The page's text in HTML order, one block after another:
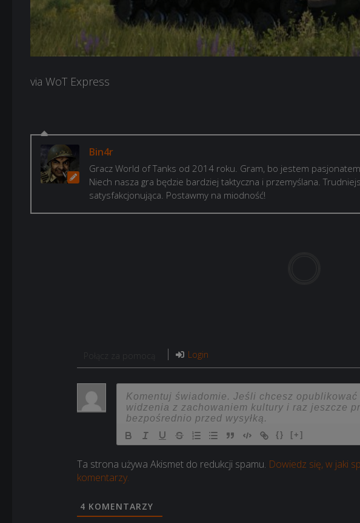
via WoT Express
Bin4r
Gracz World of Tanks od 2014 roku. Gram, bo jestem
Niech nasza gra będzie bardziej taktyczna i przemyślana.
satysfakcjonująca. Postawmy na miodność!
Login
{} [+]
Ta strona używa Akismet do redukcji spamu. Dowiedz się, w jaki
komentarzy.
4 KOMENTARZY